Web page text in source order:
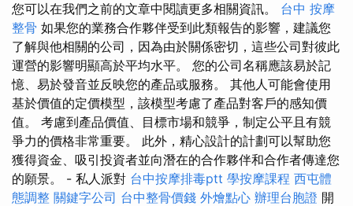
您可以在我們之前的文章中閱讀更多相關資訊。 台中 按摩
整骨 如果您的業務合作夥伴受到此類報告的影響，建議您
了解與他相關的公司，因為由於關係密切，這些公司對彼此
運營的影響明顯高於平均水平。 您的公司名稱應該易於記
憶、易於發音並反映您的產品或服務。 其他人可能會使用
基於價值的定價模型，該模型考慮了產品對客戶的感知價
值。 考慮到產品價值、目標市場和競爭，制定公平且有競
爭力的價格非常重要。 此外，精心設計的計劃可以幫助您
獲得資金、吸引投資者並向潛在的合作夥伴和合作者傳達您
的願景。 - 私人派對 台中按摩排毒ptt 學按摩課程 西屯體
態調整 關鍵字公司 台中整骨價錢 外燴點心 辦理台胞證 開